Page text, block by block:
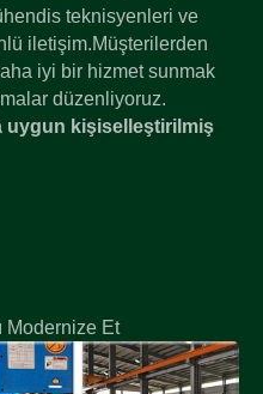
teknisyenleri ve
iletişim.Müşterilerden
iyi bir hizmet sunmak
düzenliyoruz.
uygun kişiselleştirilmiş
Modernize Et